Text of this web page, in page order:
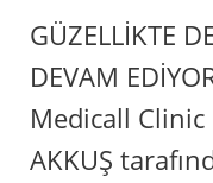
GÜZELLİKTE
DEVAM
Medicall Clinic
AKKUŞ